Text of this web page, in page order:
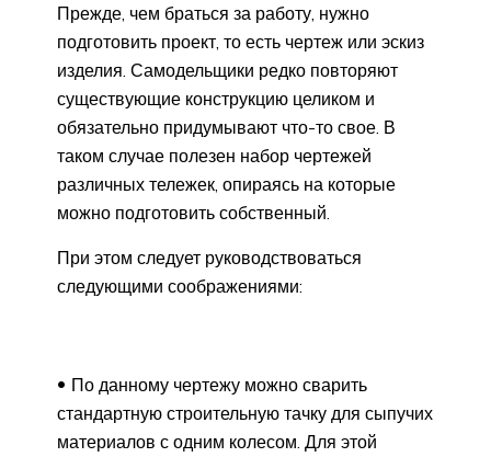
Прежде, чем браться за работу, нужно
подготовить проект, то есть чертеж или эскиз
изделия. Самодельщики редко повторяют
существующие конструкцию целиком и
обязательно придумывают что-то свое. В
таком случае полезен набор чертежей
различных тележек, опираясь на которые
можно подготовить собственный.
При этом следует руководствоваться
следующими соображениями:
По данному чертежу можно сварить
стандартную строительную тачку для сыпучих
материалов с одним колесом. Для этой